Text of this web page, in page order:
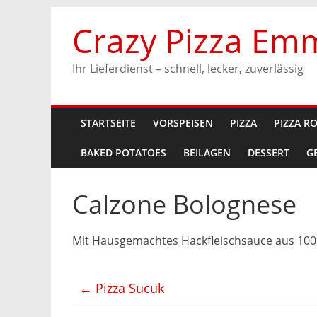
Inhalt
springen
Crazy Pizza
Ihr Lieferdienst – schnell, lecker, zuverlässig
STARTSEITE VORSPEISEN PIZZA PIZZA
BAKED POTATOES BEILAGEN DESSERT
Calzone Bolognese
Mit Hausgemachtes Hackfleischsauce aus
← Pizza Sucuk